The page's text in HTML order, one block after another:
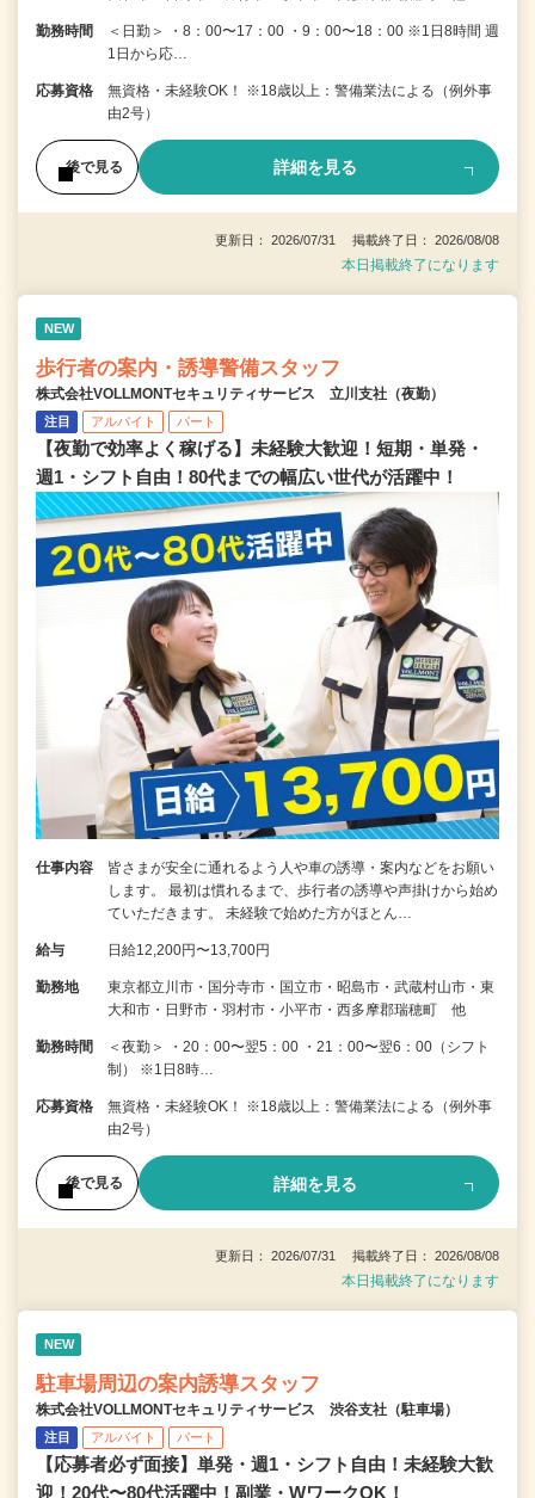
勤務時間
＜日勤＞ ・8：00〜17：00 ・9：00〜18：00 ※1日8時間 週
1日から応…
応募資格
無資格・未経験OK！ ※18歳以上：警備業法による（例外事
由2号）
後で見る 詳細を見る
更新日： 2026/07/31 掲載終了日： 2026/08/08
本日掲載終了になります
NEW
歩行者の案内・誘導警備スタッフ
株式会社VOLLMONTセキュリティサービス 立川支社（夜勤）
注目 アルバイト パート
【夜勤で効率よく稼げる】未経験大歓迎！短期・単発・
週1・シフト自由！80代までの幅広い世代が活躍中！
仕事内容
皆さまが安全に通れるよう人や車の誘導・案内などをお願い
します。 最初は慣れるまで、歩行者の誘導や声掛けから始め
ていただきます。 未経験で始めた方がほとん…
給与 日給12,200円〜13,700円
勤務地
東京都立川市・国分寺市・国立市・昭島市・武蔵村山市・東
大和市・日野市・羽村市・小平市・西多摩郡瑞穂町 他
勤務時間
＜夜勤＞ ・20：00〜翌5：00 ・21：00〜翌6：00（シフト
制） ※1日8時…
応募資格
無資格・未経験OK！ ※18歳以上：警備業法による（例外事
由2号）
後で見る 詳細を見る
更新日： 2026/07/31 掲載終了日： 2026/08/08
本日掲載終了になります
NEW
駐車場周辺の案内誘導スタッフ
株式会社VOLLMONTセキュリティサービス 渋谷支社（駐車場）
注目 アルバイト パート
【応募者必ず面接】単発・週1・シフト自由！未経験大歓
迎！20代〜80代活躍中！副業・WワークOK！